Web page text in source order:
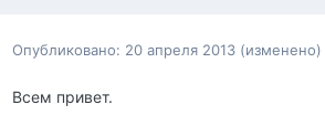
Опубликовано: 20 апреля 2013 (изменено)
Всем привет.